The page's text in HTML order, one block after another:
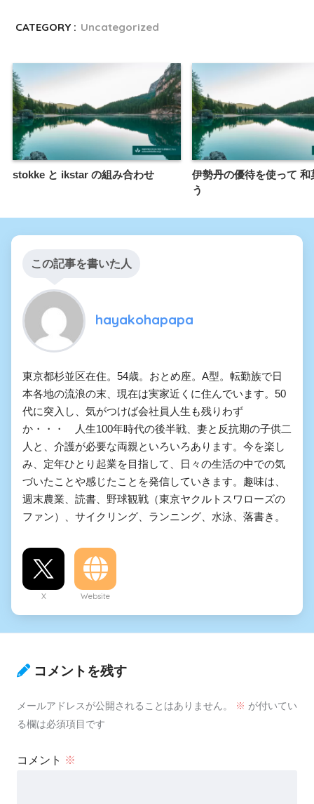
CATEGORY : Uncategorized
stokke と ikstar の組み合わせ
伊勢丹の優待を使って 和
う
この記事を書いた人
hayakohapapa
東京都杉並区在住。54歳。おとめ座。A型。転勤族で日
本各地の流浪の末、現在は実家近くに住んでいます。50
代に突入し、気がつけば会社員人生も残りわず
か・・・ 人生100年時代の後半戦、妻と反抗期の子供二
人と、介護が必要な両親といろいろあります。今を楽し
み、定年ひとり起業を目指して、日々の生活の中での気
づいたことや感じたことを発信していきます。趣味は、
週末農業、読書、野球観戦（東京ヤクルトスワローズの
ファン）、サイクリング、ランニング、水泳、落書き。
X Website
コメントを残す
メールアドレスが公開されることはありません。 ※ が付いてい
る欄は必須項目です
コメント ※